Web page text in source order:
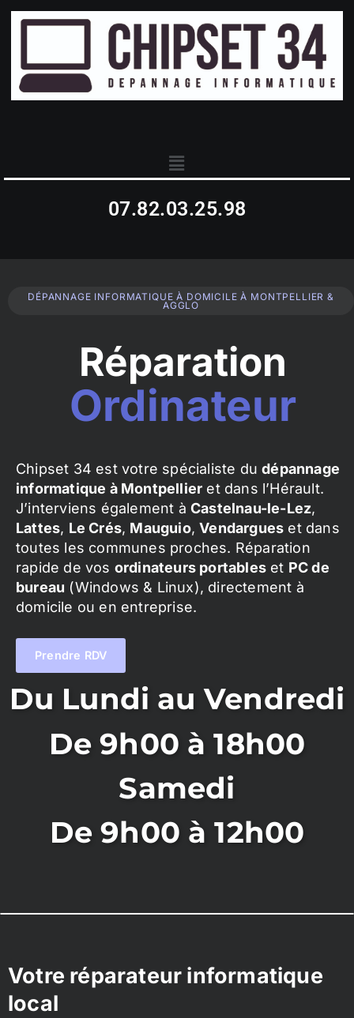
07.82.03.25.98
DÉPANNAGE INFORMATIQUE À DOMICILE À MONTPELLIER &
AGGLO
Réparation
Ordinateur
Chipset 34 est votre spécialiste dudépannage
informatique à Montpellier et dans l’Hérault.
J’interviens également à Castelnau-le-Lez,
Lattes, Le Crés, Mauguio,Vendargues et dans
toutes les communes proches. Réparation
rapide de vos ordinateurs portables et PC de
bureau (Windows & Linux), directement à
domicile ou en entreprise.
Prendre RDV
Du Lundi au Vendredi
De 9h00 à 18h00
Samedi
De 9h00 à 12h00
Votre réparateur informatique
local